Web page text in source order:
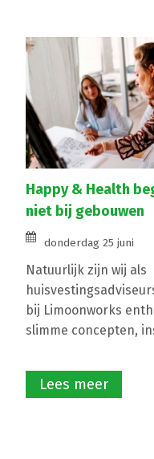
Happy & Health
niet bij gebouwen
donderdag 25 juni
Natuurlijk zijn wij als
bij Limoonworks
slimme concepten,
Lees meer